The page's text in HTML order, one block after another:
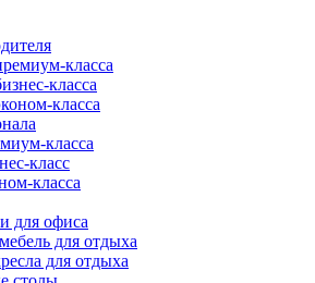
класса
класса
класса
класса
класс
класса
для офиса
для отдыха
для отдыха